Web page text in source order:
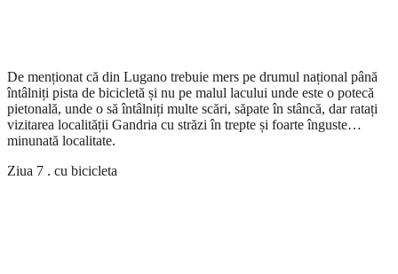
De menționat că din Lugano trebuie mers pe drumul național până
întâlniți pista de bicicletă și nu pe malul lacului unde este o potecă
pietonală, unde o să întâlniți multe scări, săpate în stâncă, dar ratați
vizitarea localității Gandria cu străzi în trepte și foarte înguste…
minunată localitate.
Ziua 7 . cu bicicleta